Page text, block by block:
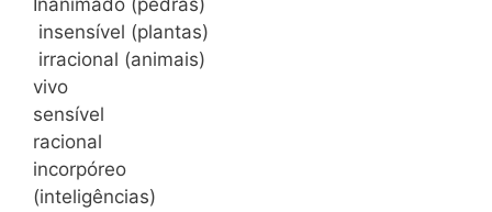
Inanimado (pedras)
insensível (plantas)
irracional (animais)
vivo
sensível
racional
incorpóreo
(inteligências)